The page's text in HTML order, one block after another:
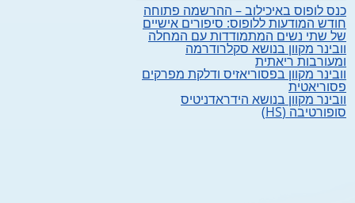
כנס לופוס באיכילוב – ההרשמה פתוחה
חודש המודעות ללופוס: סיפורים אישיים
של שתי נשים המתמודדות עם המחלה
וובינר מקוון בנושא סקלרודרמה
ומעורבות ריאתית
וובינר מקוון בפסוריאזיס ודלקת מפרקים
פסוריאטית
וובינר מקוון בנושא הידראדניטיס
סופורטיבה (HS)